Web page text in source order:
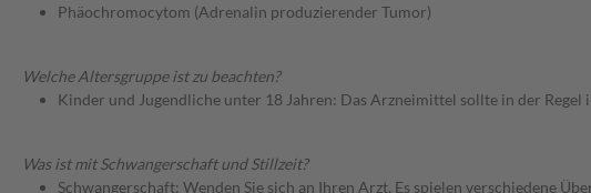
Phäochromocytom (Adrenalin produzierender Tumor)
Welche Altersgruppe ist zu beachten?
Kinder und Jugendliche unter 18 Jahren: Das Arzneimittel sollte in der
Was ist mit Schwangerschaft und Stillzeit?
Schwangerschaft: Wenden Sie sich an Ihren Arzt. Es spielen verschiedene